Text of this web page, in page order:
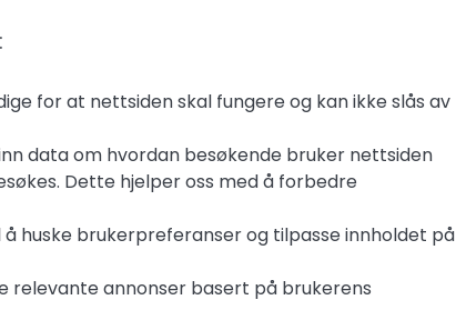
for at nettsiden skal fungere og kan ikke slås av
data om hvordan besøkende bruker nettsiden
Dette hjelper oss med å forbedre
huske brukerpreferanser og tilpasse innholdet på
relevante annonser basert på brukerens